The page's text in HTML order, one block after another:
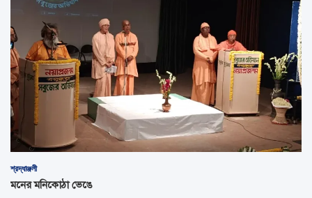
শ্রদ্ধাঞ্জলী
মনের মনিকোঠা ভেঙে